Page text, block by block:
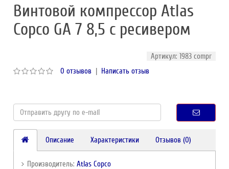
Винтовой компрессор Atlas
Copco GA 7 8,5 с ресивером
Артикул: 1983 compr
0 отзывов | Написать отзыв
Описание Характеристики Отзывов (0)
Производитель:Atlas Copco